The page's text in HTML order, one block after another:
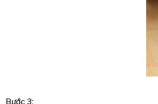
Bước 3: